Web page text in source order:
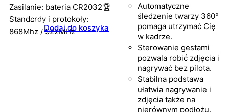
Zasilanie: bateria CR2032🏆
Standardy i protokoły:
868Mhz / 922MHzDodaj do koszyka
Automatyczne
śledzenie twarzy 360°
pomaga utrzymać Cię
w kadrze.
Sterowanie gestami
pozwala robić zdjęcia i
nagrywać bez pilota.
Stabilna podstawa
ułatwia nagrywanie i
zdjęcia także na
nierównym podłożu.